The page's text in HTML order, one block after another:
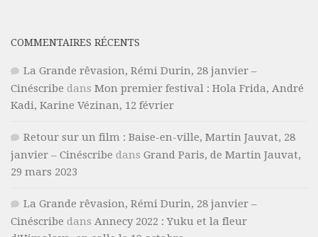
COMMENTAIRES RÉCENTS
La Grande rêvasion, Rémi Durin, 28 janvier –
Cinéscribe dans Mon premier festival : Hola Frida, André
Kadi, Karine Vézinan, 12 février
Retour sur un film : Baise-en-ville, Martin Jauvat, 28
janvier – Cinéscribe dans Grand Paris, de Martin Jauvat,
29 mars 2023
La Grande rêvasion, Rémi Durin, 28 janvier –
Cinéscribe dans Annecy 2022 : Yuku et la fleur